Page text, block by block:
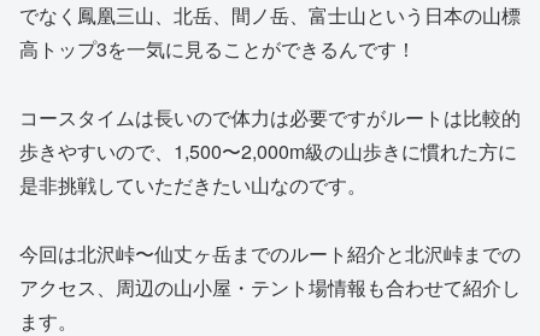
でなく鳳凰三山、北岳、間ノ岳、富士山という日本の山標
高トップ3を一気に見ることができるんです！
コースタイムは長いので体力は必要ですがルートは比較的
歩きやすいので、1,500〜2,000m級の山歩きに慣れた方に
是非挑戦していただきたい山なのです。
今回は北沢峠〜仙丈ヶ岳までのルート紹介と北沢峠までの
アクセス、周辺の山小屋・テント場情報も合わせて紹介し
ます。